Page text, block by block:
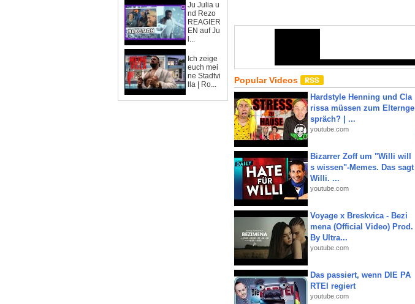
Ju Julia u
nd Rezo
REAGIER
EN auf Ju
l...
Ich zeige
euch mei
ne Stadtvi
lla | Ro...
Popular Videos
Hardstyle Henning und Cla
rissa müssen zum Elternge
spräch? | ...
youtube.com
Bizarrer Zoff um "Willi will
s wissen"-Memes. Das sagt
Willi. ...
youtube.com
Voyage x Breskvica - Bezi
mena (Official Video) Prod.
By Ultra...
youtube.com
Das passiert, wenn DIE PA
RTEI regiert
youtube.com